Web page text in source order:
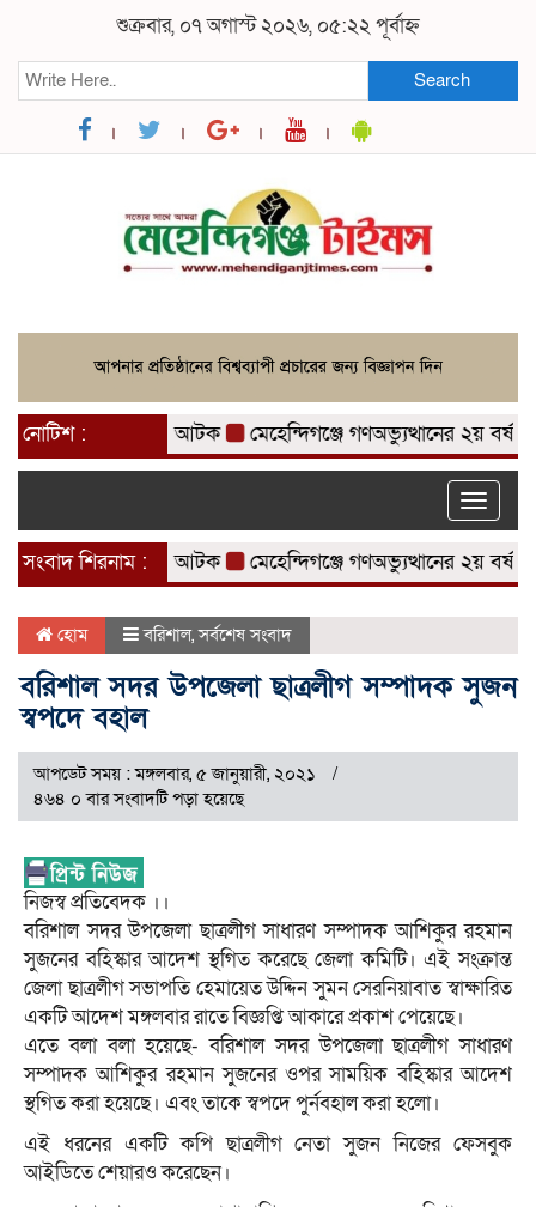
শুক্রবার, ০৭ অগাস্ট ২০২৬, ০৫:২২ পূর্বাহ্ন
Search
নোটিশ :
মাদক ব্যবসায়ী আটক মেহেন্দিগঞ্জে গণঅভ্যুত্থানের ২য়
Toggle
সংবাদ শিরনাম :
মাদক ব্যবসায়ী আটক মেহেন্দিগঞ্জে গণঅভ্যুত্থানের ২য়
হোম বরিশাল,সর্বশেষ সংবাদ
বরিশাল সদর উপজেলা ছাত্রলীগ সম্পাদক সুজন
স্বপদে বহাল
আপডেট সময় : মঙ্গলবার, ৫ জানুয়ারী, ২০২১
৪৬৪ ০ বার সংবাদটি পড়া হয়েছে
নিজস্ব প্রতিবেদক ।।
বরিশাল সদর উপজেলা ছাত্রলীগ সাধারণ সম্পাদক আশিকুর রহমান
সুজনের বহিস্কার আদেশ স্থগিত করেছে জেলা কমিটি। এই সংক্রান্ত
জেলা ছাত্রলীগ সভাপতি হেমায়েত উদ্দিন সুমন সেরনিয়াবাত স্বাক্ষারিত
একটি আদেশ মঙ্গলবার রাতে বিজ্ঞপ্তি আকারে প্রকাশ পেয়েছে।
এতে বলা বলা হয়েছে- বরিশাল সদর উপজেলা ছাত্রলীগ সাধারণ
সম্পাদক আশিকুর রহমান সুজনের ওপর সাময়িক বহিস্কার আদেশ
স্থগিত করা হয়েছে। এবং তাকে স্বপদে পুর্নবহাল করা হলো।
এই ধরনের একটি কপি ছাত্রলীগ নেতা সুজন নিজের ফেসবুক
আইডিতে শেয়ারও করেছেন।